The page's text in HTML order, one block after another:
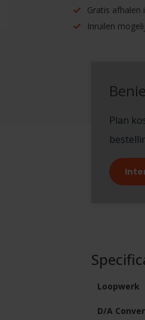
Gratis afhalen
Inruilen
Plan
Loopwerk
D/A